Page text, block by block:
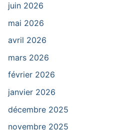
juin 2026
mai 2026
avril 2026
mars 2026
février 2026
janvier 2026
décembre 2025
novembre 2025